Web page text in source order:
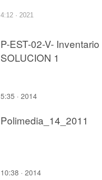
4:12 · 2021
P-EST-02-V- Inventario
SOLUCION 1
5:35 · 2014
Polimedia_14_2011
10:38 · 2014